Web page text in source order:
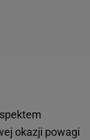
okazji powagi